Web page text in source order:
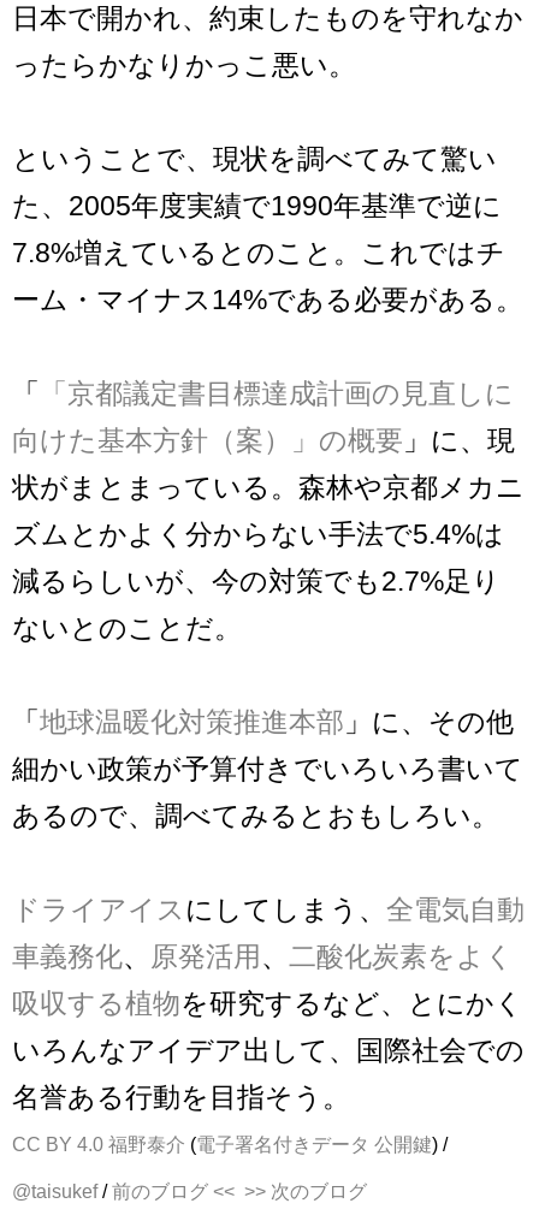
日本で開かれ、約束したものを守れなか
ったらかなりかっこ悪い。
ということで、現状を調べてみて驚い
た、2005年度実績で1990年基準で逆に
7.8%増えているとのこと。これではチ
ーム・マイナス14%である必要がある。
「 「京都議定書目標達成計画の見直しに
向けた基本方針（案）」の概要 」に、現
状がまとまっている。森林や京都メカニ
ズムとかよく分からない手法で5.4%は
減るらしいが、今の対策でも2.7%足り
ないとのことだ。
「地球温暖化対策推進本部 」に、その他
細かい政策が予算付きでいろいろ書いて
あるので、調べてみるとおもしろい。
ドライアイス にしてしまう、 全電気自動
車義務化、 原発活用 、 二酸化炭素をよく
吸収する植物を研究するなど、とにかく
いろんなアイデア出して、国際社会での
名誉ある行動を目指そう。
CC BY 4.0 福野泰介 (電子署名付きデータ 公開鍵) /
@taisukef/前のブログ << >> 次のブログ